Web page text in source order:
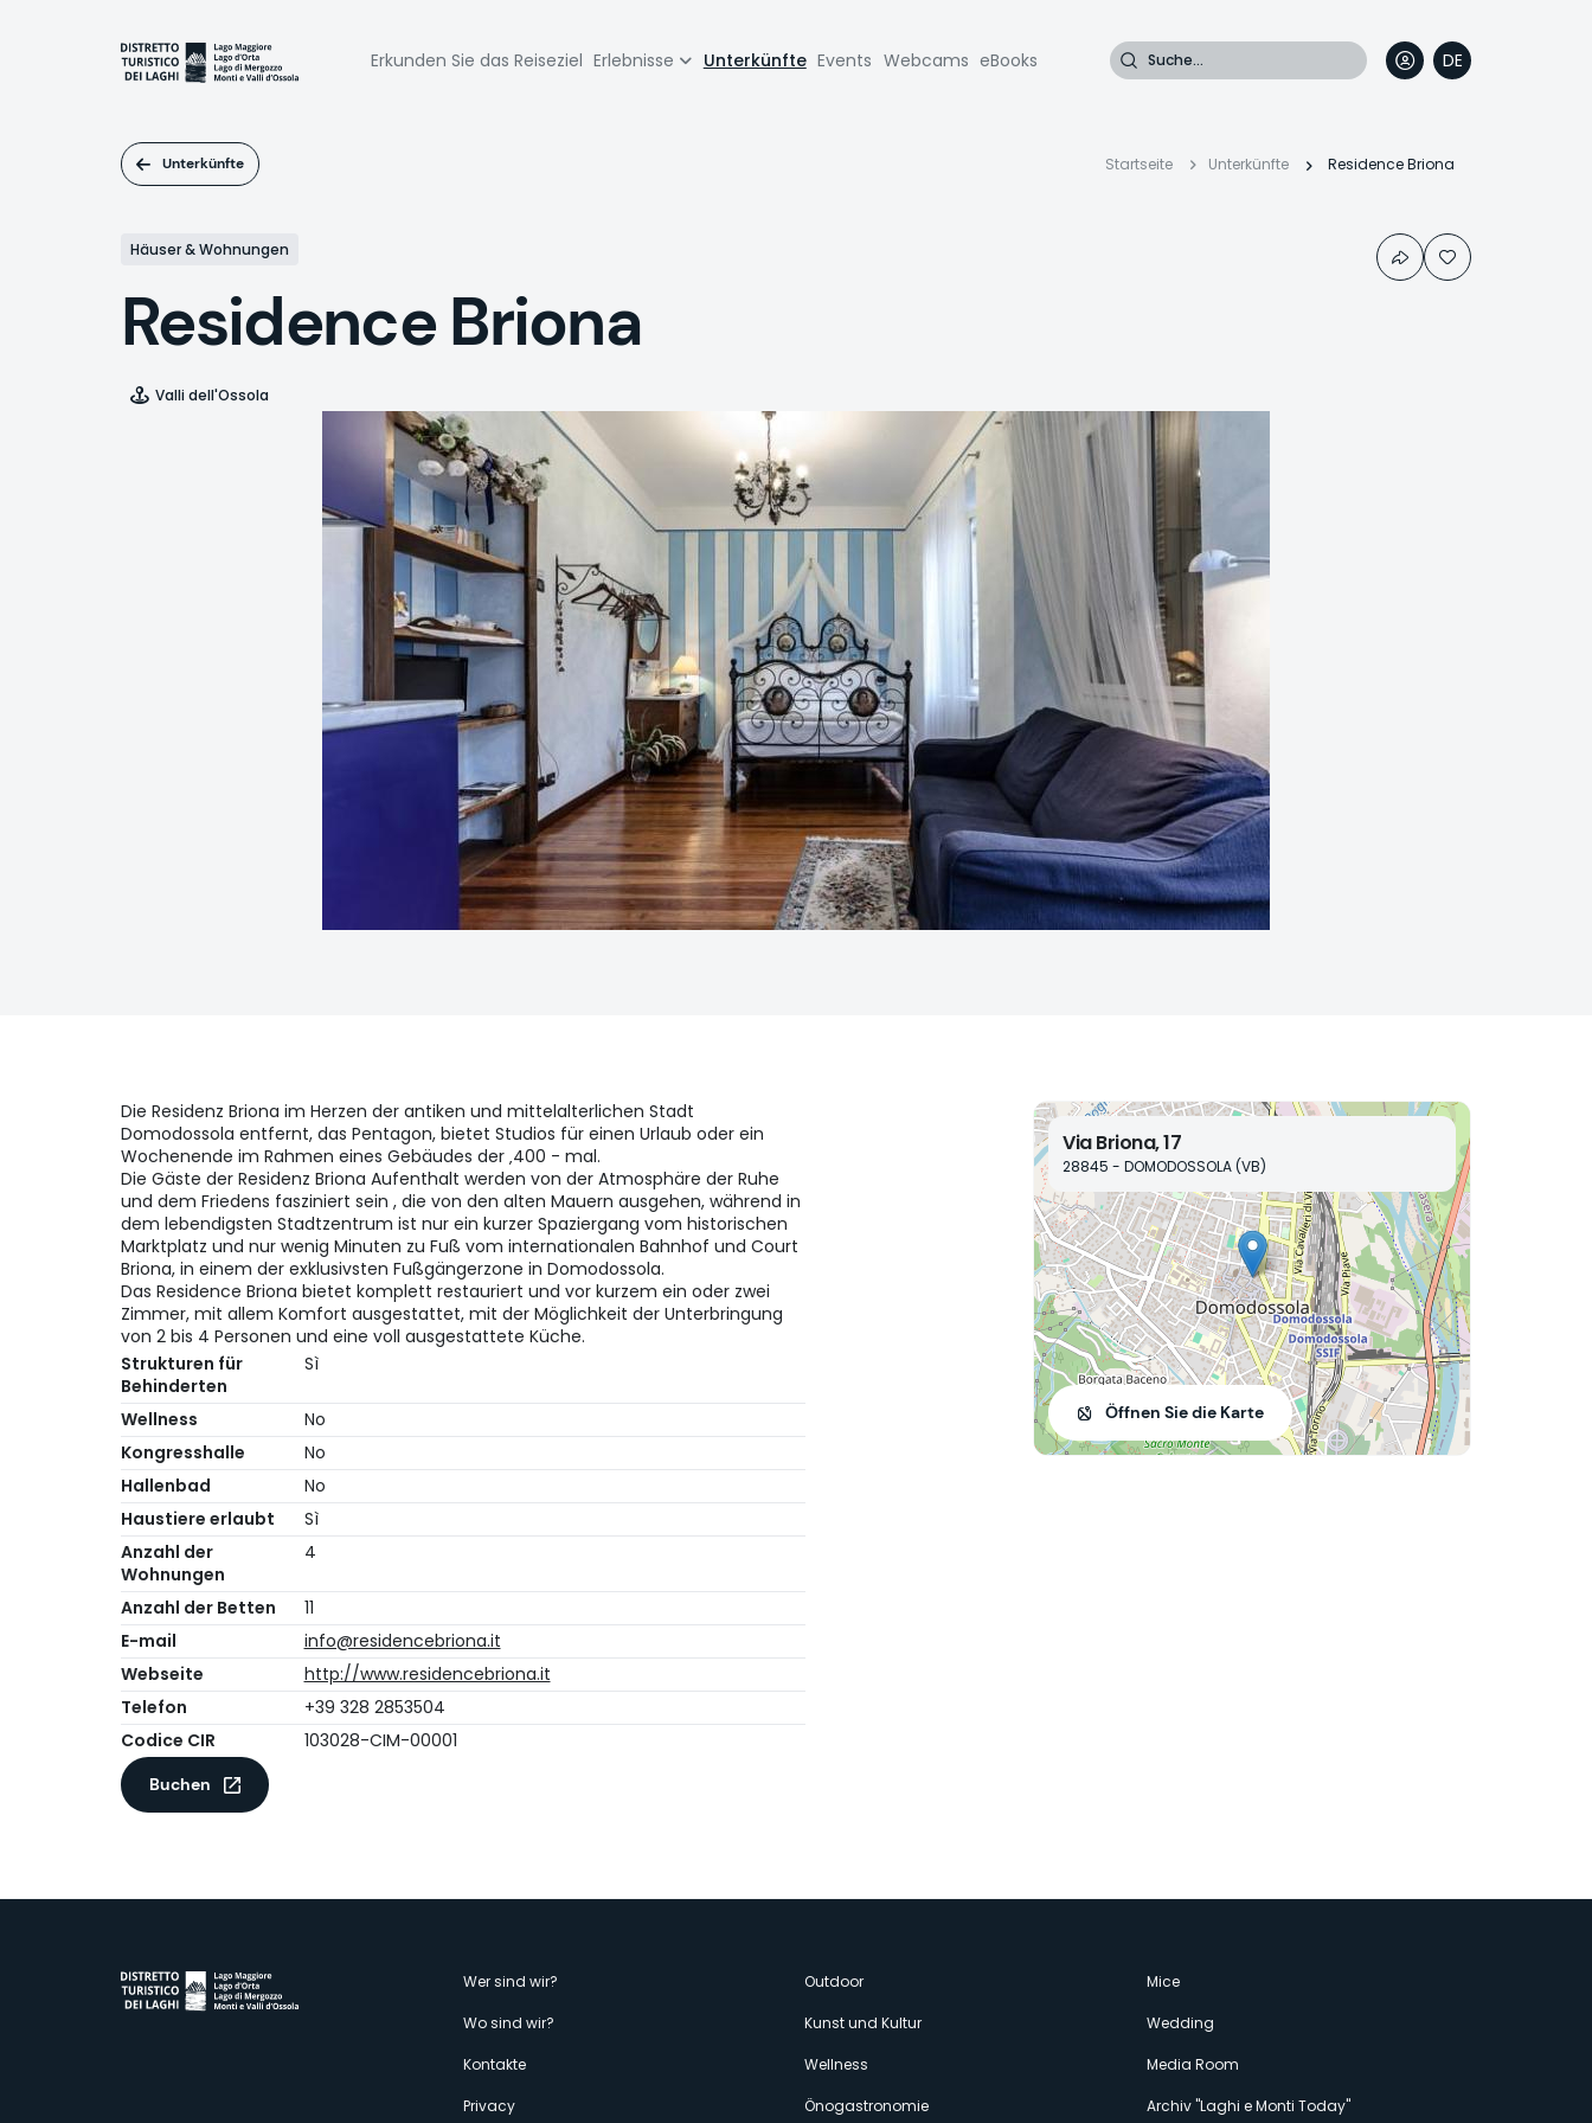
Navigazione
Erkunden Sie das Reiseziel Erlebnisse Unterkünfte Events Webcams eBooks Suche
DE
IT
EN
FR
Unterkünfte Pfadnavigation
Startseite Unterkünfte Residence Briona
Häuser & Wohnungen
Residence Briona
Valli dell'Ossola
Die Residenz Briona im Herzen der antiken und mittelalterlichen Stadt
Domodossola entfernt, das Pentagon, bietet Studios für einen Urlaub oder ein
Wochenende im Rahmen eines Gebäudes der ‚400 - mal.
Die Gäste der Residenz Briona Aufenthalt werden von der Atmosphäre der Ruhe
und dem Friedens fasziniert sein , die von den alten Mauern ausgehen, während in
dem lebendigsten Stadtzentrum ist nur ein kurzer Spaziergang vom historischen
Marktplatz und nur wenig Minuten zu Fuß vom internationalen Bahnhof und Court
Briona, in einem der exklusivsten Fußgängerzone in Domodossola.
Das Residence Briona bietet komplett restauriert und vor kurzem ein oder zwei
Zimmer, mit allem Komfort ausgestattet, mit der Möglichkeit der Unterbringung
von 2 bis 4 Personen und eine voll ausgestattete Küche.
Strukturen für
Behinderten
Sì
Wellness
No
Kongresshalle
No
Hallenbad
No
Haustiere erlaubt
Sì
Anzahl der
Wohnungen
4
Anzahl der Betten
11
E-mail
info@residencebriona.it
Webseite
http://www.residencebriona.it
Telefon
+39 328 2853504
Codice CIR
103028-CIM-00001
Buchen
Via Briona, 17
28845 - DOMODOSSOLA (VB)
Öffnen Sie die Karte
Menù
secondario
Wer sind wir?
Wo sind wir?
Kontakte
Privacy
Outdoor
Kunst und Kultur
Wellness
Önogastronomie
Mice
Wedding
Media Room
Archiv "Laghi e Monti Today"